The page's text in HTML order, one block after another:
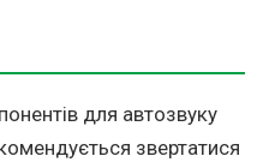
для автозвуку
звертатися